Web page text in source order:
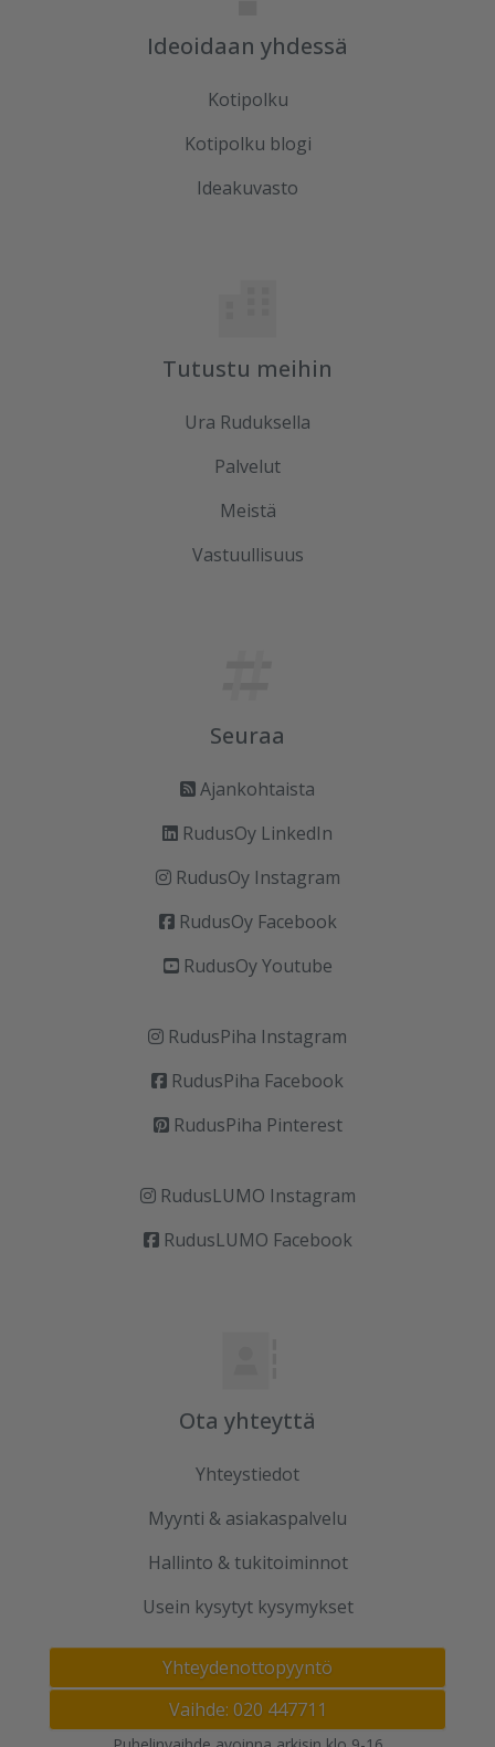
Ideoidaan yhdessä
Kotipolku
Kotipolku blogi
Ideakuvasto
Tutustu meihin
Ura Ruduksella
Palvelut
Meistä
Vastuullisuus
Seuraa
Ajankohtaista
RudusOy LinkedIn
RudusOy Instagram
RudusOy Facebook
RudusOy Youtube
RudusPiha Instagram
RudusPiha Facebook
RudusPiha Pinterest
RudusLUMO Instagram
RudusLUMO Facebook
Ota yhteyttä
Yhteystiedot
Myynti & asiakaspalvelu
Hallinto & tukitoiminnot
Usein kysytyt kysymykset
Yhteydenottopyyntö
Vaihde: 020 447711